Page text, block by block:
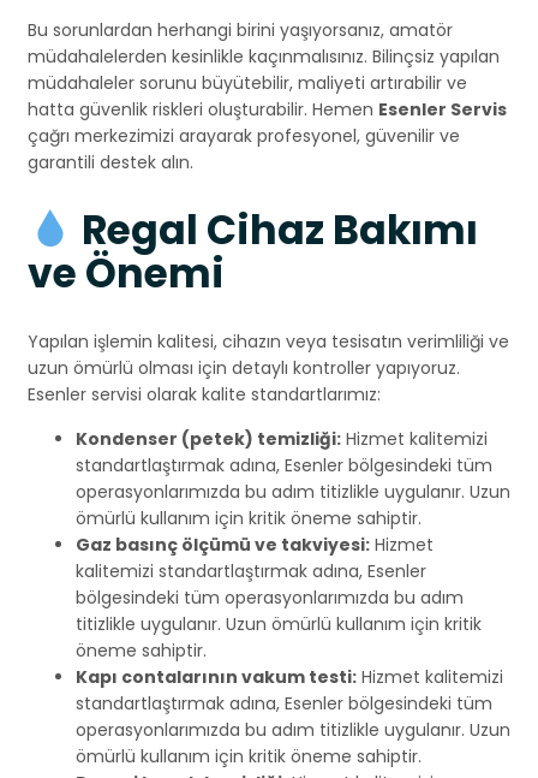
Bu sorunlardan herhangi birini yaşıyorsanız, amatör
müdahalelerden kesinlikle kaçınmalısınız. Bilinçsiz yapılan
müdahaleler sorunu büyütebilir, maliyeti artırabilir ve
hatta güvenlik riskleri oluşturabilir. Hemen Esenler Servis
çağrı merkezimizi arayarak profesyonel, güvenilir ve
garantili destek alın.
Regal Cihaz Bakımı
ve Önemi
Yapılan işlemin kalitesi, cihazın veya tesisatın verimliliği ve
uzun ömürlü olması için detaylı kontroller yapıyoruz.
Esenler servisi olarak kalite standartlarımız:
Kondenser (petek) temizliği: Hizmet kalitemizi
standartlaştırmak adına, Esenler bölgesindeki tüm
operasyonlarımızda bu adım titizlikle uygulanır. Uzun
ömürlü kullanım için kritik öneme sahiptir.
Gaz basınç ölçümü ve takviyesi: Hizmet
kalitemizi standartlaştırmak adına, Esenler
bölgesindeki tüm operasyonlarımızda bu adım
titizlikle uygulanır. Uzun ömürlü kullanım için kritik
öneme sahiptir.
Kapı contalarının vakum testi: Hizmet kalitemizi
standartlaştırmak adına, Esenler bölgesindeki tüm
operasyonlarımızda bu adım titizlikle uygulanır. Uzun
ömürlü kullanım için kritik öneme sahiptir.